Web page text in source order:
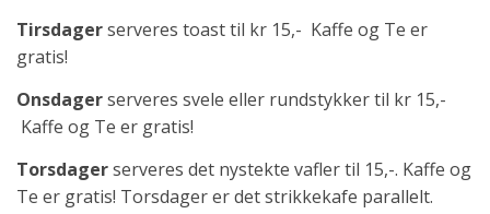
Tirsdagerserveres toast til kr 15,- Kaffe og Te er
gratis!
Onsdagerserveres svele eller rundstykker til kr 15,-
Kaffe og Te er gratis!
Torsdagerserveres det nystekte vafler til 15,-. Kaffe og
Te er gratis! Torsdager er det strikkekafe parallelt.